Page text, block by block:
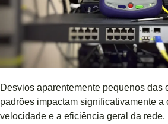
Desvios aparentemente pequenos das
padrões impactam significativamente a
velocidade e a eficiência geral da